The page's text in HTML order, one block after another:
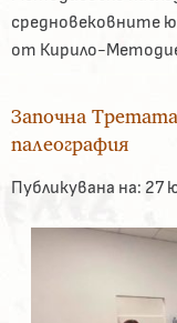
средновековните
от Кирило-
Започна
палеография
Публикувана на: 27